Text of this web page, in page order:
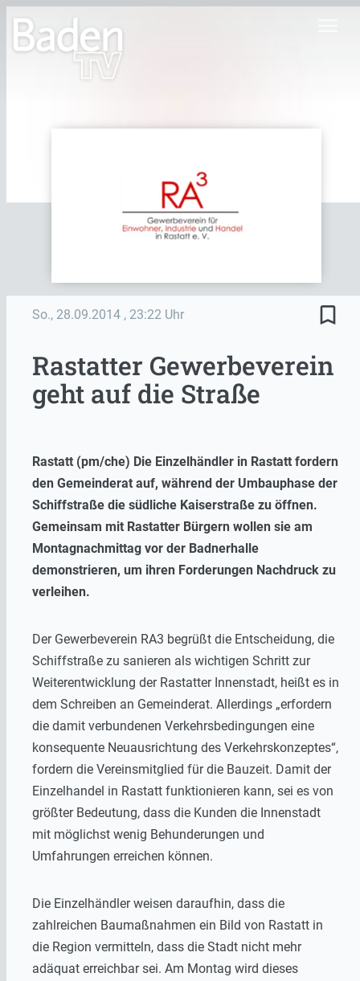
So., 28.09.2014 , 23:22 Uhr bookmark_border
Rastatter Gewerbeverein
geht auf die Straße
Rastatt (pm/che) Die Einzelhändler in Rastatt fordern
den Gemeinderat auf, während der Umbauphase der
Schiffstraße die südliche Kaiserstraße zu öffnen.
Gemeinsam mit Rastatter Bürgern wollen sie am
Montagnachmittag vor der Badnerhalle
demonstrieren, um ihren Forderungen Nachdruck zu
verleihen.
Der Gewerbeverein RA3 begrüßt die Entscheidung, die
Schiffstraße zu sanieren als wichtigen Schritt zur
Weiterentwicklung der Rastatter Innenstadt, heißt es in
dem Schreiben an Gemeinderat. Allerdings „erfordern
die damit verbundenen Verkehrsbedingungen eine
konsequente Neuausrichtung des Verkehrskonzeptes“,
fordern die Vereinsmitglied für die Bauzeit. Damit der
Einzelhandel in Rastatt funktionieren kann, sei es von
größter Bedeutung, dass die Kunden die Innenstadt
mit möglichst wenig Behunderungen und
Umfahrungen erreichen können.
Die Einzelhändler weisen daraufhin, dass die
zahlreichen Baumaßnahmen ein Bild von Rastatt in
die Region vermitteln, dass die Stadt nicht mehr
adäquat erreichbar sei. Am Montag wird dieses